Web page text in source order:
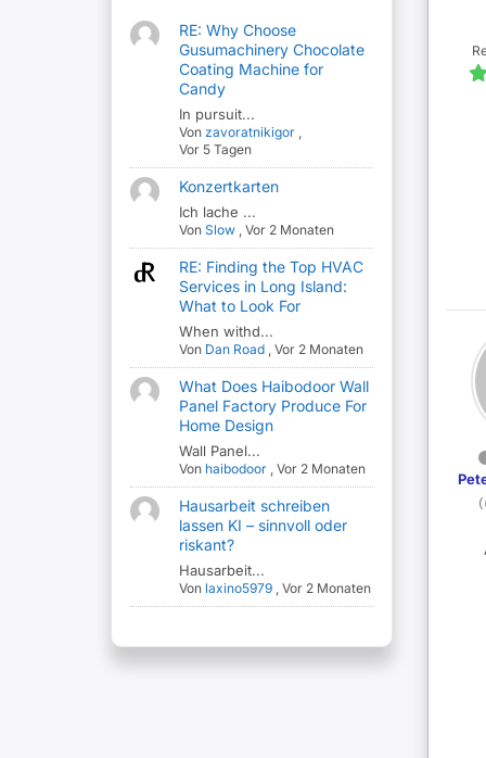
RE: Why Choose
Gusumachinery Chocolate
Coating Machine for
Candy
In pursuit...
Von zavoratnikigor,
Vor 5 Tagen
Konzertkarten
Ich lache ...
Von Slow, Vor 2 Monaten
RE: Finding the Top HVAC
Services in Long Island:
What to Look For
When withd...
Von Dan Road, Vor 2 Monaten
What Does Haibodoor Wall
Panel Factory Produce For
Home Design
Wall Panel...
Von haibodoor, Vor 2 Monaten
Hausarbeit schreiben
lassen KI – sinnvoll oder
riskant?
Hausarbeit...
Von laxino5979, Vor 2 Monaten